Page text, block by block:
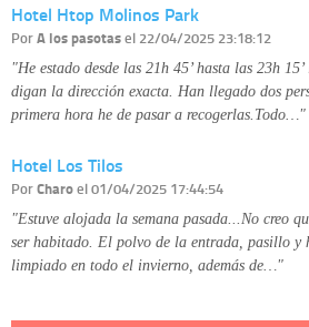
Hotel Htop Molinos Park
PorA los pasotasel 22/04/2025 23:18:12
"He estado desde las 21h 45’ hasta las 23h
digan la dirección exacta. Han llegado dos
primera hora he de pasar a recogerlas.Todo…"
Hotel Los Tilos
PorCharoel 01/04/2025 17:44:54
"Estuve alojada la semana pasada...No creo
ser habitado. El polvo de la entrada, pasillo y
limpiado en todo el invierno, además de…"